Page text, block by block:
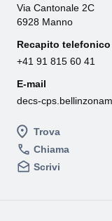
Trova
Chiama
Scrivi
Via Cantonale 2C
6928 Manno
Recapito telefonico
+41 91 815 60 41
E-mail
decs-